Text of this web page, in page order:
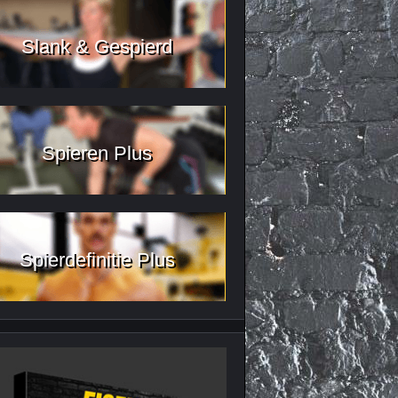
Slank & Gespierd
Spieren Plus
Spierdefinitie Plus